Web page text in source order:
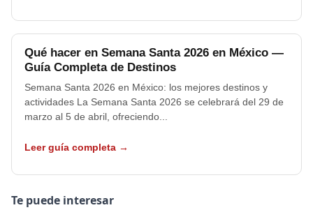
Qué hacer en Semana Santa 2026 en México —
Guía Completa de Destinos
Semana Santa 2026 en México: los mejores destinos y
actividades La Semana Santa 2026 se celebrará del 29 de
marzo al 5 de abril, ofreciendo...
Leer guía completa →
Te puede interesar